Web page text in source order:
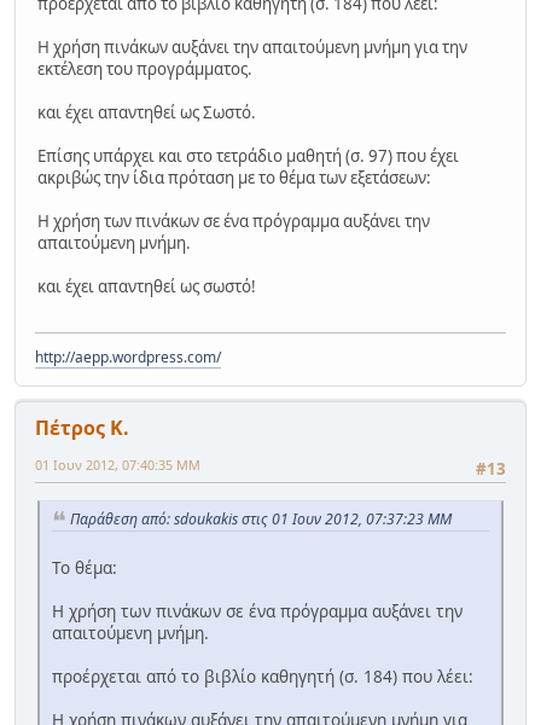
Η χρήση πινάκων αυξάνει την απαιτούμενη μνήμη για την
εκτέλεση του προγράμματος.
και έχει απαντηθεί ως Σωστό.
Επίσης υπάρχει και στο τετράδιο μαθητή (σ. 97) που έχει
ακριβώς την ίδια πρόταση με το θέμα των εξετάσεων:
Η χρήση των πινάκων σε ένα πρόγραμμα αυξάνει την
απαιτούμενη μνήμη.
και έχει απαντηθεί ως σωστό!
http://aepp.wordpress.com/
Πέτρος Κ.
#13
01 Ιουν 2012, 07:40:35 ΜΜ
Παράθεση από: sdoukakis στις 01 Ιουν 2012, 07:37:23 ΜΜ
Το θέμα:
Η χρήση των πινάκων σε ένα πρόγραμμα αυξάνει την
απαιτούμενη μνήμη.
προέρχεται από το βιβλίο καθηγητή (σ. 184) που λέει:
Η χρήση πινάκων αυξάνει την απαιτούμενη μνήμη για